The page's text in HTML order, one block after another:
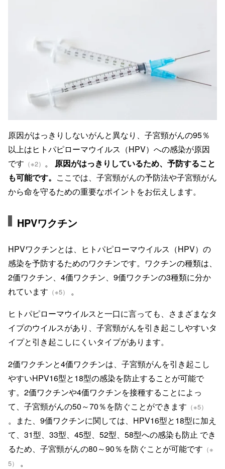
原因がはっきりしないがんと異なり、子宮頸がんの95％
以上はヒトパピローマウイルス（HPV）への感染が原因
です （※2） 。 原因がはっきりしているため、予防すること
も可能です。 ここでは、子宮頸がんの予防法や子宮頸がん
から命を守るための重要なポイントをお伝えします。
HPVワクチン
HPVワクチンとは、ヒトパピローマウイルス（HPV）の
感染を予防するためのワクチンです。ワクチンの種類は、
2価ワクチン、4価ワクチン、9価ワクチンの3種類に分か
れています （※5）
。
ヒトパピローマウイルスと一口に言っても、さまざまなタ
イプのウイルスがあり、子宮頸がんを引き起こしやすいタ
イプと引き起こしにくいタイプがあります。
2価ワクチンと4価ワクチンは、子宮頸がんを引き起こし
やすいHPV16型と18型の感染を防止することが可能で
す。2価ワクチンや4価ワクチンを接種することによっ
て、子宮頸がんの50～70％を防ぐことができます （※5）
。また、9価ワクチンに関しては、HPV16型と18型に加え
て、31型、33型、45型、52型、58型への感染も防止 でき
るため、子宮頸がんの80～90％を防ぐことが可能です （※
5）
。